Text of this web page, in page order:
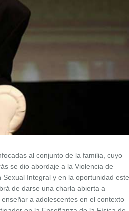
al conjunto de la familia, cuyo
se dio abordaje a la Violencia de
Integral y en la oportunidad este
de darse una charla abierta a
a adolescentes en el contexto